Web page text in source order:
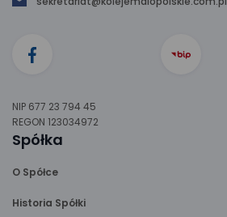
NIP 677 23 794 45
REGON 123034972
Spółka
O Spółce
Historia Spółki